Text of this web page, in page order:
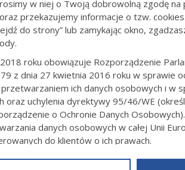
i Nauka 2018/ Ogólnopolska Konferencja
KONFERENCJA
fot. Paweł Topolski
w niej o Twoją dobrowolną zgodę
przekazujemy informacje o tzw. cookies.
do strony” lub zamykając okno,
roku obowiązuje Rozporządzenie
z dnia 27 kwietnia 2016 roku w sprawie
ich danych osobowych i w
oraz uchylenia dyrektywy 95/46/WE
o Ochronie Danych
danych osobowych w całej Unii
do klientów o ich prawach.
powyższym, w zakładceRODOna stronie